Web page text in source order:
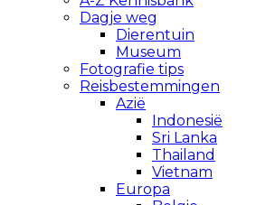
Dagje weg
Dierentuin
Museum
Fotografie tips
Reisbestemmingen
Azië
Indonesië
Sri Lanka
Thailand
Vietnam
Europa